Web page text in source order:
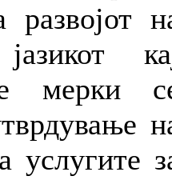
развојот
мерки
услугите